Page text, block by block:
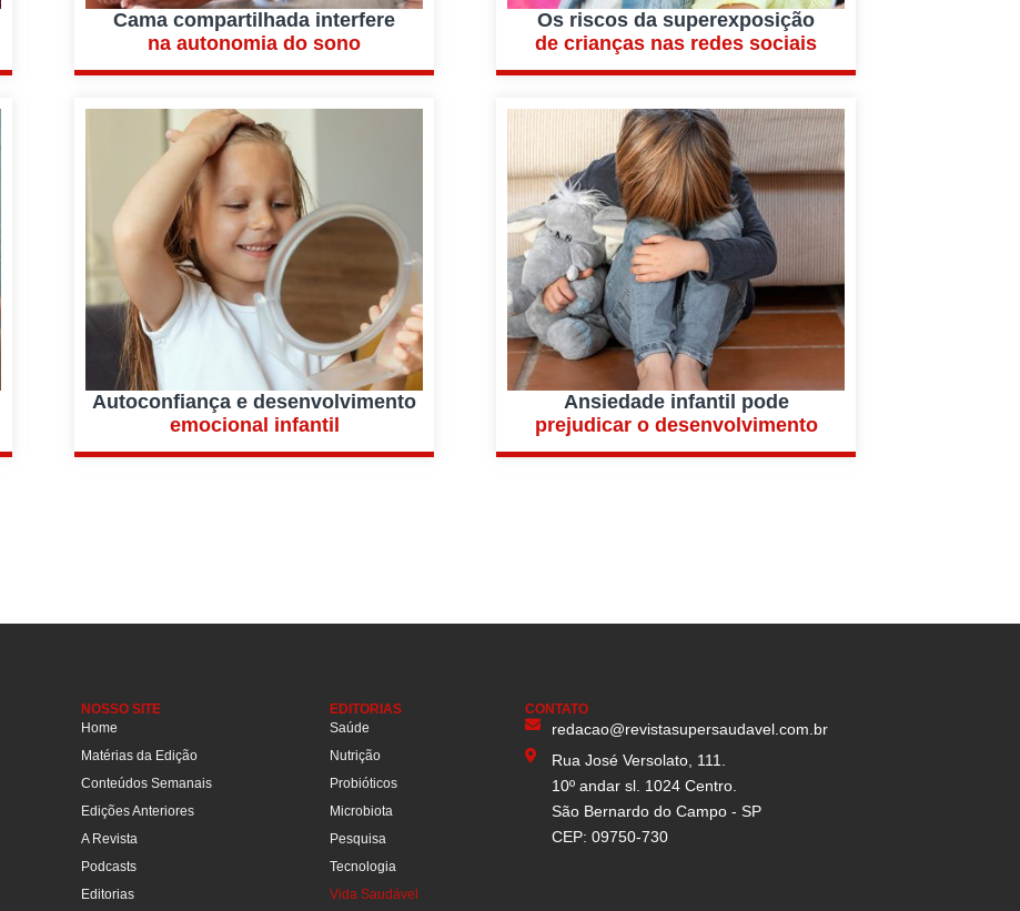
Cama compartilhada interfere
na autonomia do sono
Os riscos da superexposição
de crianças nas redes sociais
Autoconfiança e desenvolvimento
emocional infantil
Ansiedade infantil pode
prejudicar o desenvolvimento
NOSSO SITE
Home
Matérias da Edição
Conteúdos Semanais
Edições Anteriores
A Revista
Podcasts
Editorias
EDITORIAS
Saúde
Nutrição
Probióticos
Microbiota
Pesquisa
Tecnologia
Vida Saudável
CONTATO
redacao@revistasupersaudavel.com.br
Rua José Versolato, 111.
10º andar sl. 1024 Centro.
São Bernardo do Campo - SP
CEP: 09750-730